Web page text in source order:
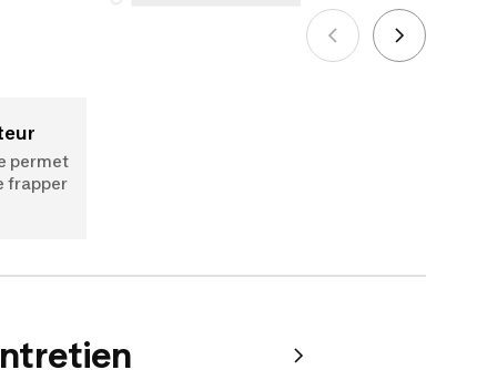
effectués à compter du 5 octobre 2025.
permet
frapper